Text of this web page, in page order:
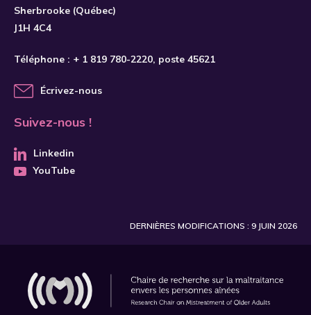
Sherbrooke (Québec)
J1H 4C4
Téléphone : + 1 819 780-2220, poste 45621
Écrivez-nous
Suivez-nous !
Linkedin
YouTube
DERNIÈRES MODIFICATIONS : 9 JUIN 2026